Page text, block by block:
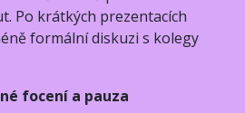
Po krátkých prezentacích
formální diskuzi s kolegy
focení a pauza